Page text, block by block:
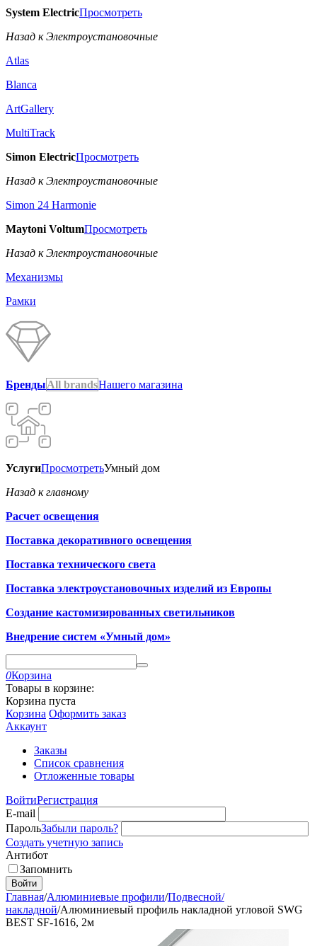
System ElectricПросмотреть
Назад к Электроустановочные
Atlas
Blanca
ArtGallery
MultiTrack
Simon ElectricПросмотреть
Назад к Электроустановочные
Simon 24 Harmonie
Maytoni VoltumПросмотреть
Назад к Электроустановочные
Механизмы
Рамки
БрендыAll brandsНашего магазина
УслугиПросмотретьУмный дом
Назад к главному
Расчет освещения
Поставка декоративного освещения
Поставка технического света
Поставка электроустановочных изделий из Европы
Создание кастомизированных светильников
Внедрение систем «Умный дом»
0Корзина
Товары в корзине:
Корзина пуста
Корзина Оформить заказ
Аккаунт
Заказы
Список сравнения
Отложенные товары
ВойтиРегистрация
E-mail
ПарольЗабыли пароль?
Создать учетную запись
Антибот
Запомнить
Войти
Главная/Алюминиевые профили/Подвесной/
накладной/Алюминиевый профиль накладной угловой SWG
BEST SF-1616, 2м